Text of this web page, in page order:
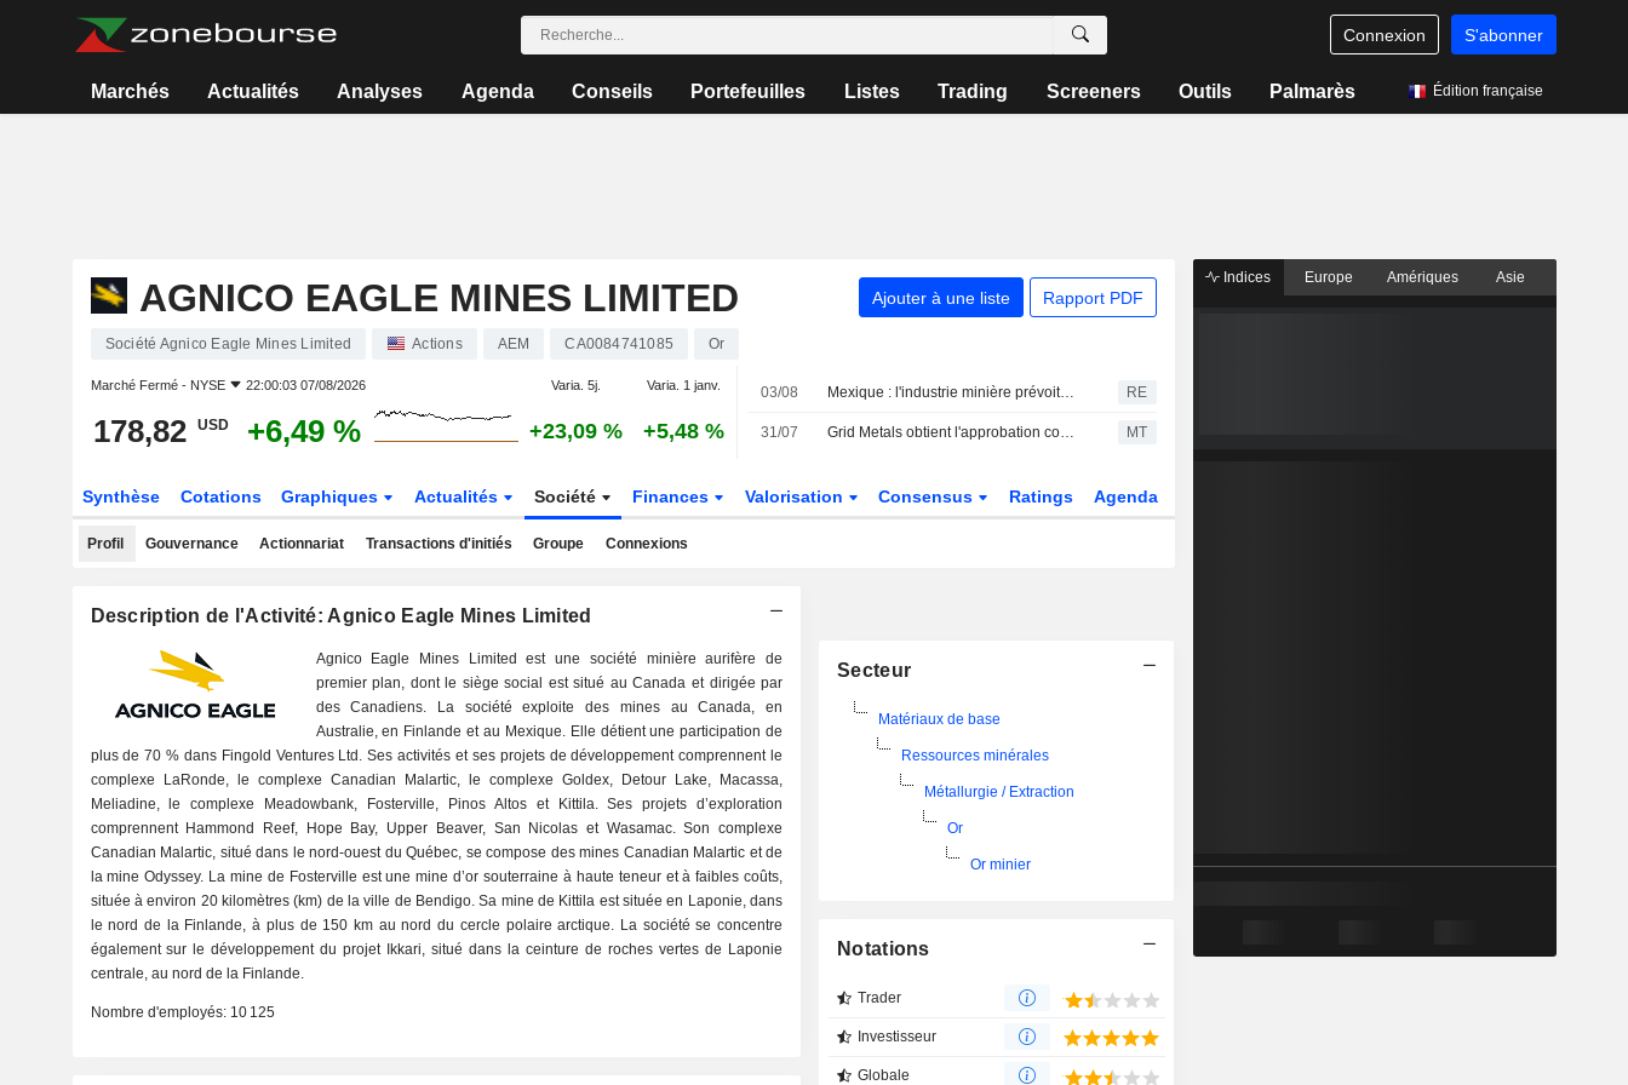
Connexion S'abonner
Marchés Actualités Analyses Agenda Conseils Portefeuilles Listes Trading Screeners Outils Palmarès Édition française
AGNICO EAGLE MINES LIMITED Ajouter à une liste Rapport PDF
Société Agnico Eagle Mines Limited Actions AEM CA0084741085 Or
Marché Fermé - NYSE 22:00:03 07/08/2026 Varia. 5j. Varia. 1 janv.
178,82 USD +6,49 % +23,09 % +5,48 %
03/08 Mexique : l'industrie minière prévoit un bond des investissements en 2026, portée par l'extension des projets et l'achat d'équipements RE
31/07 Grid Metals obtient l'approbation conditionnelle de la TSXV pour sa coentreprise avec Avenir Minerals MT
Synthèse Cotations Graphiques Actualités Société Finances Valorisation Consensus Ratings Agenda
Profil Gouvernance Actionnariat Transactions d'initiés Groupe Connexions
Description de l'Activité: Agnico Eagle Mines Limited
Agnico Eagle Mines Limited est une société minière aurifère de
premier plan, dont le siège social est situé au Canada et dirigée par
des Canadiens. La société exploite des mines au Canada, en
Australie, en Finlande et au Mexique. Elle détient une participation de
plus de 70 % dans Fingold Ventures Ltd. Ses activités et ses projets de développement comprennent le
complexe LaRonde, le complexe Canadian Malartic, le complexe Goldex, Detour Lake, Macassa,
Meliadine, le complexe Meadowbank, Fosterville, Pinos Altos et Kittila. Ses projets d’exploration
comprennent Hammond Reef, Hope Bay, Upper Beaver, San Nicolas et Wasamac. Son complexe
Canadian Malartic, situé dans le nord-ouest du Québec, se compose des mines Canadian Malartic et de
la mine Odyssey. La mine de Fosterville est une mine d’or souterraine à haute teneur et à faibles coûts,
située à environ 20 kilomètres (km) de la ville de Bendigo. Sa mine de Kittila est située en Laponie, dans
le nord de la Finlande, à plus de 150 km au nord du cercle polaire arctique. La société se concentre
également sur le développement du projet Ikkari, situé dans la ceinture de roches vertes de Laponie
centrale, au nord de la Finlande.
Nombre d'employés: 10 125
Secteur
Matériaux de base
Ressources minérales
Métallurgie / Extraction
Or
Or minier
Notations
Trader
Investisseur
Globale
Indices Europe Amériques Asie